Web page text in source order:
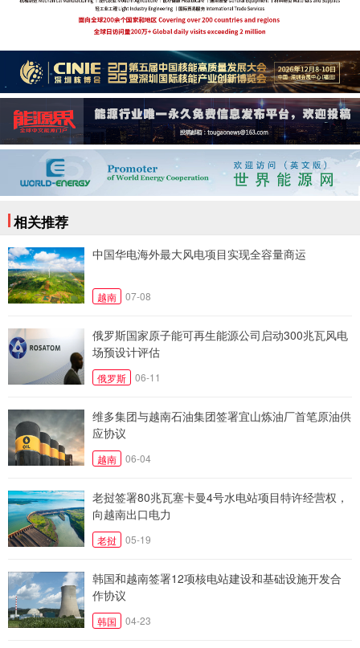
相关推荐
中国华电海外最大风电项目实现全容量商运
越南 07-08
俄罗斯国家原子能可再生能源公司启动300兆瓦风电
场预设计评估
俄罗斯 06-11
维多集团与越南石油集团签署宜山炼油厂首笔原油供
应协议
越南 06-04
老挝签署80兆瓦塞卡曼4号水电站项目特许经营权，
向越南出口电力
老挝 05-19
韩国和越南签署12项核电站建设和基础设施开发合
作协议
韩国 04-23